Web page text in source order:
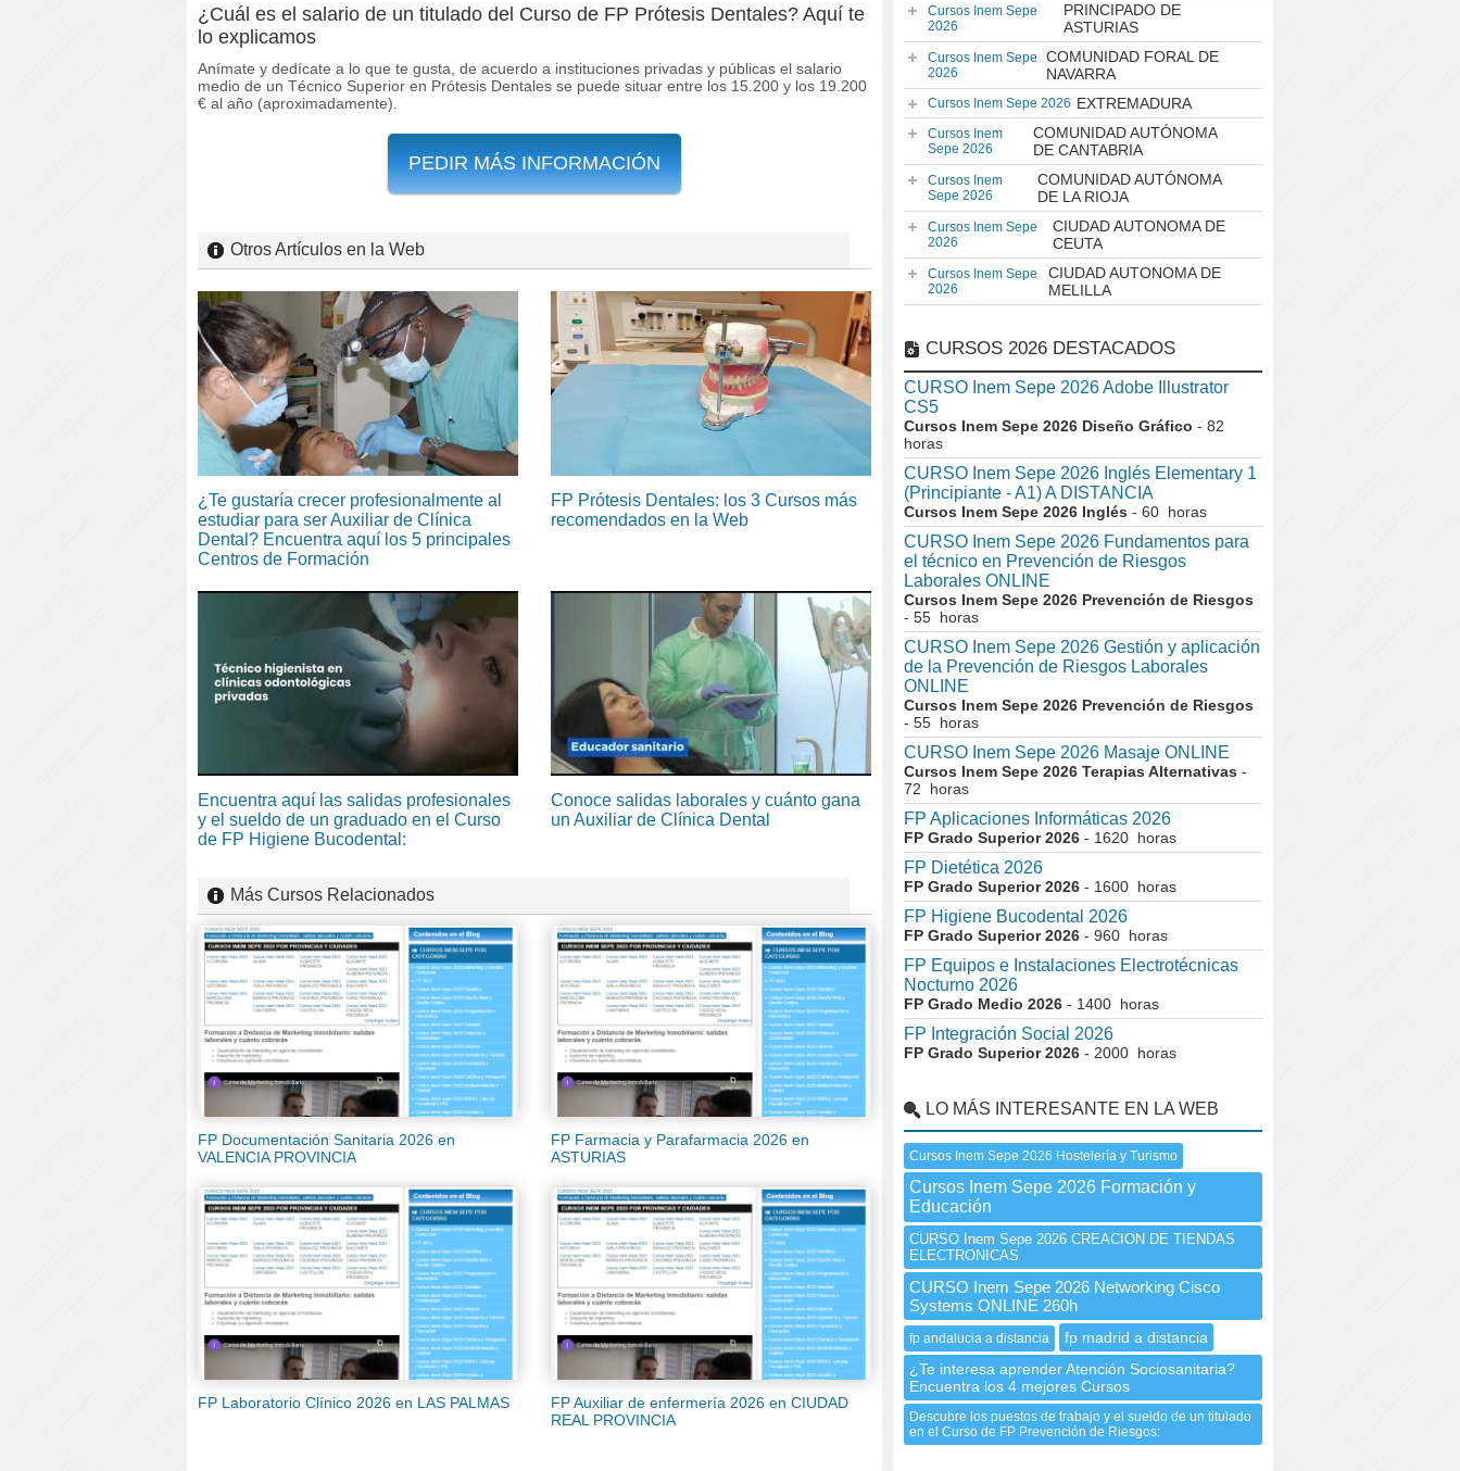
¿Cuál es el salario de un titulado del Curso de FP Prótesis Dentales? Aquí te
lo explicamos
Anímate y dedícate a lo que te gusta, de acuerdo a instituciones privadas y públicas el salario
medio de un Técnico Superior en Prótesis Dentales se puede situar entre los 15.200 y los 19.200
€ al año (aproximadamente).
PEDIR MÁS INFORMACIÓN
Otros Artículos en la Web
¿Te gustaría crecer profesionalmente al
estudiar para ser Auxiliar de Clínica
Dental? Encuentra aquí los 5 principales
Centros de Formación
FP Prótesis Dentales: los 3 Cursos más
recomendados en la Web
Encuentra aquí las salidas profesionales
y el sueldo de un graduado en el Curso
de FP Higiene Bucodental:
Conoce salidas laborales y cuánto gana
un Auxiliar de Clínica Dental
Más Cursos Relacionados
FP Documentación Sanitaria 2026 en
VALENCIA PROVINCIA
FP Farmacia y Parafarmacia 2026 en
ASTURIAS
FP Laboratorio Clínico 2026 en LAS PALMAS
FP Auxiliar de enfermería 2026 en CIUDAD
REAL PROVINCIA
Cursos Inem Sepe
2026
PRINCIPADO DE
ASTURIAS
Cursos Inem Sepe
2026
COMUNIDAD FORAL DE
NAVARRA
Cursos Inem Sepe 2026 EXTREMADURA
Cursos Inem
Sepe 2026
COMUNIDAD AUTÓNOMA
DE CANTABRIA
Cursos Inem
Sepe 2026
COMUNIDAD AUTÓNOMA
DE LA RIOJA
Cursos Inem Sepe
2026
CIUDAD AUTONOMA DE
CEUTA
Cursos Inem Sepe
2026
CIUDAD AUTONOMA DE
MELILLA
CURSOS 2026 DESTACADOS
CURSO Inem Sepe 2026 Adobe Illustrator
CS5
Cursos Inem Sepe 2026 Diseño Gráfico - 82
horas
CURSO Inem Sepe 2026 Inglés Elementary 1
(Principiante - A1) A DISTANCIA
Cursos Inem Sepe 2026 Inglés - 60 horas
CURSO Inem Sepe 2026 Fundamentos para
el técnico en Prevención de Riesgos
Laborales ONLINE
Cursos Inem Sepe 2026 Prevención de Riesgos
- 55 horas
CURSO Inem Sepe 2026 Gestión y aplicación
de la Prevención de Riesgos Laborales
ONLINE
Cursos Inem Sepe 2026 Prevención de Riesgos
- 55 horas
CURSO Inem Sepe 2026 Masaje ONLINE
Cursos Inem Sepe 2026 Terapias Alternativas -
72 horas
FP Aplicaciones Informáticas 2026
FP Grado Superior 2026 - 1620 horas
FP Dietética 2026
FP Grado Superior 2026 - 1600 horas
FP Higiene Bucodental 2026
FP Grado Superior 2026 - 960 horas
FP Equipos e Instalaciones Electrotécnicas
Nocturno 2026
FP Grado Medio 2026 - 1400 horas
FP Integración Social 2026
FP Grado Superior 2026 - 2000 horas
LO MÁS INTERESANTE EN LA WEB
Cursos Inem Sepe 2026 Hostelería y Turismo
Cursos Inem Sepe 2026 Formación y
Educación
CURSO Inem Sepe 2026 CREACION DE TIENDAS
ELECTRONICAS
CURSO Inem Sepe 2026 Networking Cisco
Systems ONLINE 260h
fp andalucia a distancia
fp madrid a distancia
¿Te interesa aprender Atención Sociosanitaria?
Encuentra los 4 mejores Cursos
Descubre los puestos de trabajo y el sueldo de un titulado
en el Curso de FP Prevención de Riesgos: